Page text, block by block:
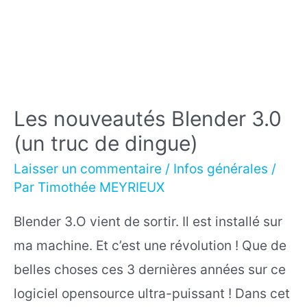
Les nouveautés Blender 3.0
(un truc de dingue)
Laisser un commentaire / Infos générales /
Par Timothée MEYRIEUX
Blender 3.O vient de sortir. Il est installé sur
ma machine. Et c’est une révolution ! Que de
belles choses ces 3 dernières années sur ce
logiciel opensource ultra-puissant ! Dans cet